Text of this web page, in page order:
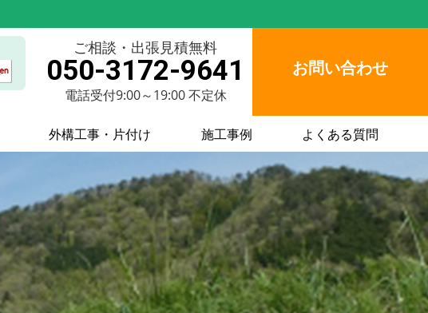
ご相談・出張見積無料
050-3172-9641
電話受付9:00～19:00 不定休
お問い合わせ
外構工事・片付け 施工事例 よくある質問